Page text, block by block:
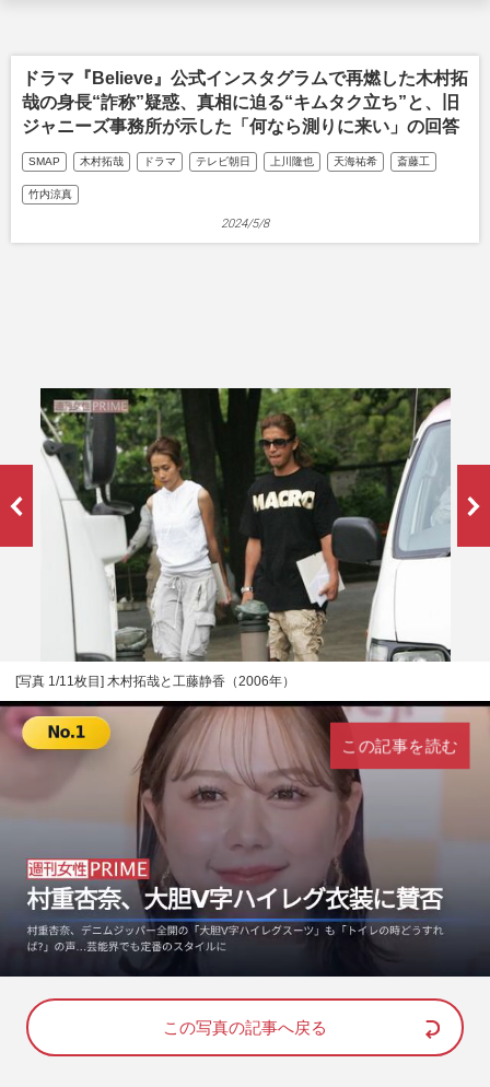
ドラマ『Believe』公式インスタグラムで再燃した木村拓
哉の身長“詐称”疑惑、真相に迫る“キムタク立ち”と、旧
ジャニーズ事務所が示した「何なら測りに来い」の回答
SMAP 木村拓哉 ドラマ テレビ朝日 上川隆也 天海祐希 斎藤工
竹内涼真
2024/5/8
[写真 1/11枚目] 木村拓哉と工藤静香（2006年）
n
u
o
d
:
この記事を読む
この写真の記事へ戻る